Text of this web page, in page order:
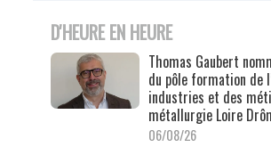
D'HEURE EN HEURE
Thomas Gaubert
du pôle formation de
industries et des
métallurgie Loire
06/08/26